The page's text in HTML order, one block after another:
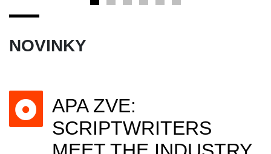
NOVINKY
APA ZVE:
SCRIPTWRITERS